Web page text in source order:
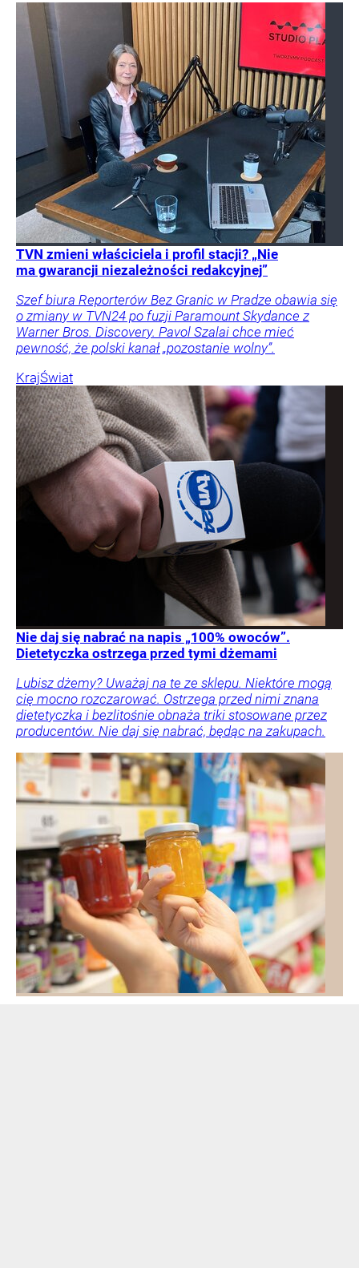
TVN zmieni właściciela i profil stacji? „Nie
ma gwarancji niezależności redakcyjnej”
Szef biura Reporterów Bez Granic w Pradze obawia się
o zmiany w TVN24 po fuzji Paramount Skydance z
Warner Bros. Discovery. Pavol Szalai chce mieć
pewność, że polski kanał „pozostanie wolny”.
KrajŚwiat
Nie daj się nabrać na napis „100% owoców”.
Dietetyczka ostrzega przed tymi dżemami
Lubisz dżemy? Uważaj na te ze sklepu. Niektóre mogą
cię mocno rozczarować. Ostrzega przed nimi znana
dietetyczka i bezlitośnie obnaża triki stosowane przez
producentów. Nie daj się nabrać, będąc na zakupach.